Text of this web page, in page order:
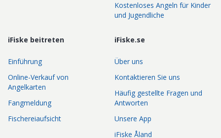
Kostenloses Angeln für Kinder
und Jugendliche
iFiske beitreten
Einführung
Online-Verkauf von
Angelkarten
Fangmeldung
Fischereiaufsicht
iFiske.se
Über uns
Kontaktieren Sie uns
Häufig gestellte Fragen und
Antworten
Unsere App
iFiske Åland